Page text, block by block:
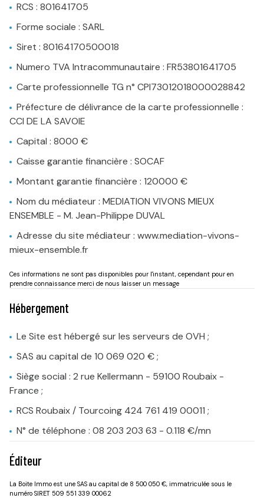
email
contact
RCS : 801641705
Forme sociale : SARL
Siret : 80164170500018
Numero TVA Intracommunautaire : FR53801641705
Carte professionnelle TG n° CPI73012018000028842
Préfecture de délivrance de la carte professionnelle :
CCI DE LA SAVOIE
Capital : 8000 €
Caisse garantie financière : SOCAF
Montant garantie financière : 120000 €
Nom du médiateur : MEDIATION VIVONS MIEUX
ENSEMBLE - M. Jean-Philippe DUVAL
Adresse du site médiateur : www.mediation-vivons-
mieux-ensemble.fr
Ces informations ne sont pas disponibles pour l'instant, cependant pour en
prendre connaissance merci de nous laisser un message
Hébergement
Le Site est hébergé sur les serveurs de OVH ;
SAS au capital de 10 069 020 € ;
Siège social : 2 rue Kellermann - 59100 Roubaix -
France ;
RCS Roubaix / Tourcoing 424 761 419 00011 ;
N° de téléphone : 08 203 203 63 - 0.118 €/mn
Éditeur
La Boite Immo est une SAS au capital de 8 500 050 €, immatriculée sous le
numéro SIRET 509 551 339 00062